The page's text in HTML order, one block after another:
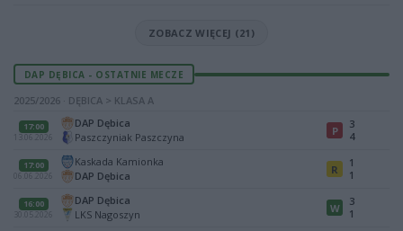
ZOBACZ WIĘCEJ (21)
DAP DĘBICA - OSTATNIE MECZE
2025/2026 · DĘBICA > KLASA A
17:00
13.06.2026
DAP Dębica
Paszczyniak Paszczyna
P
3
4
17:00
06.06.2026
Kaskada Kamionka
DAP Dębica
R
1
1
16:00
30.05.2026
DAP Dębica
LKS Nagoszyn
W
3
1